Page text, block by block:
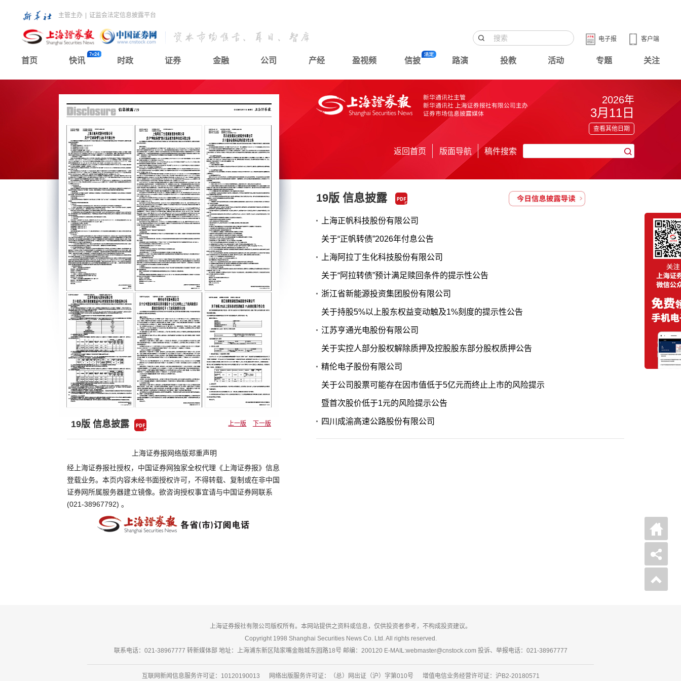
主管主办 证监会法定信息披露平台
客户端
电子报
首页 快讯 时政 证券 金融 公司 产经 盈视频 信披 路演 投教 活动 专题 关注
19版 信息披露 上一版 下一版
上海证券报网络版郑重声明
经上海证券报社授权，中国证券网独家全权代理《上海证券报》信息
登载业务。本页内容未经书面授权许可，不得转载、复制或在非中国
证券网所属服务器建立镜像。欲咨询授权事宜请与中国证券网联系
(021-38967792) 。
2026年
3月11日
查看其他日期
返回首页 版面导航 稿件搜索
19版 信息披露
上海正帆科技股份有限公司
关于“正帆转债”2026年付息公告
上海阿拉丁生化科技股份有限公司
关于“阿拉转债”预计满足赎回条件的提示性公告
浙江省新能源投资集团股份有限公司
关于持股5%以上股东权益变动触及1%刻度的提示性公告
江苏亨通光电股份有限公司
关于实控人部分股权解除质押及控股股东部分股权质押公告
精伦电子股份有限公司
关于公司股票可能存在因市值低于5亿元而终止上市的风险提示
暨首次股价低于1元的风险提示公告
四川成渝高速公路股份有限公司
上海证券报社有限公司版权所有。本网站提供之资料或信息，仅供投资者参考，不构成投资建议。
Copyright 1998 Shanghai Securities News Co. Ltd. All rights reserved.
联系电话：021-38967777 转新媒体部 地址：上海浦东新区陆家嘴金融城东园路18号 邮编：200120 E-MAIL:webmaster@cnstock.com 投诉、举报电话：021-38967777
互联网新闻信息服务许可证：10120190013 网络出版服务许可证：（总）网出证（沪）字第010号 增值电信业务经营许可证：沪B2-20180571